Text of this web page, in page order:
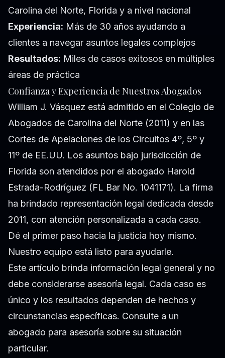
Carolina del Norte, Florida y a nivel nacional
Experiencia: Más de 30 años ayudando a
clientes a navegar asuntos legales complejos
Resultados: Miles de casos exitosos en múltiples
áreas de práctica
Confianza y Experiencia de Nuestros Abogados
William J. Vásquez está admitido en el Colegio de
Abogados de Carolina del Norte (2011) y en las
Cortes de Apelaciones de los Circuitos 4º, 5º y
11º de EE.UU. Los asuntos bajo jurisdicción de
Florida son atendidos por el abogado Harold
Estrada-Rodríguez (FL Bar No. 1041171). La firma
ha brindado representación legal dedicada desde
2011, con atención personalizada a cada caso.
Dé el primer paso hacia la justicia hoy mismo.
Nuestro equipo está listo para ayudarle.
Este artículo brinda información legal general y no
debe considerarse asesoría legal. Cada caso es
único y los resultados dependen de hechos y
circunstancias específicas. Consulte a un
abogado para asesoría sobre su situación
particular.